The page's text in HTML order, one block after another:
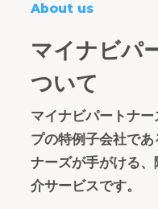
About us
マイナビパ
ついて
マイナビパートナ
プの特例子会社で
ナーズが手がける
介サービスです。